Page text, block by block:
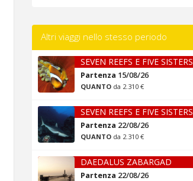
Altri viaggi nello stesso periodo
SEVEN REEFS E FIVE SISTERS
Partenza 15/08/26
QUANTO da 2.310 €
SEVEN REEFS E FIVE SISTERS
Partenza 22/08/26
QUANTO da 2.310 €
DAEDALUS ZABARGAD
Partenza 22/08/26